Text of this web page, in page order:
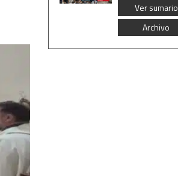
Ver sumario
Archivo